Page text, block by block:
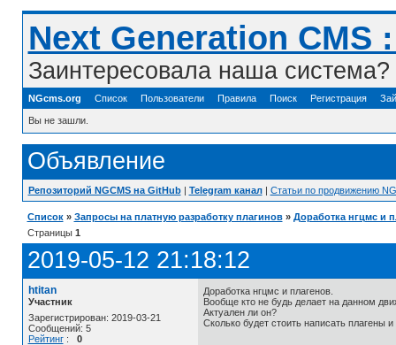
Next Generation
Заинтересовала наша
NGcms.org Список Пользователи Правила Поиск Регистрация
Вы не зашли.
Объявление
Репозиторий NGCMS на GitHub| Telegram канал| Статьи по продвижению
Список » Запросы на платную разработку плагинов » Доработка нгцмс и
Страницы 1
2019-05-12 21:18:12
htitan
Участник
Зарегистрирован: 2019-03-21
Сообщений: 5
Рейтинг: 0
Доработка нгцмс и плагенов.
Вообще кто не будь делает на данном
Актуален ли он?
Сколько будет стоить написать плагены